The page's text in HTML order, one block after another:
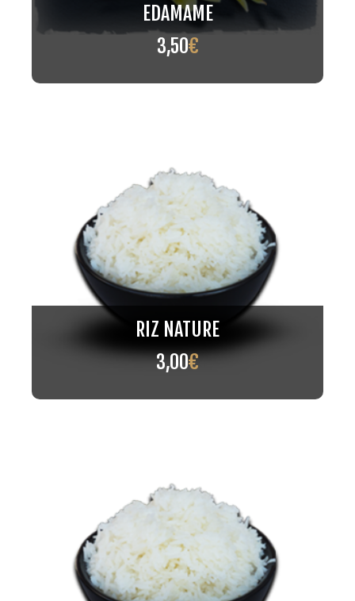
EDAMAME
3,50€
RIZ NATURE
3,00€